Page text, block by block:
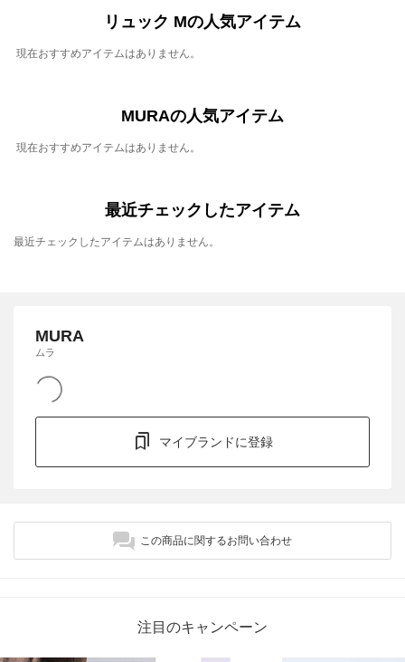
リュック Mの人気アイテム
現在おすすめアイテムはありません。
MURAの人気アイテム
現在おすすめアイテムはありません。
最近チェックしたアイテム
最近チェックしたアイテムはありません。
MURA
ムラ
マイブランドに登録
この商品に関するお問い合わせ
注目のキャンペーン